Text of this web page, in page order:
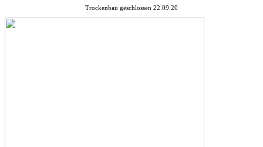
Trockenbau geschlossen 22.09.20